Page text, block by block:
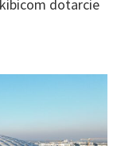
dotarcie